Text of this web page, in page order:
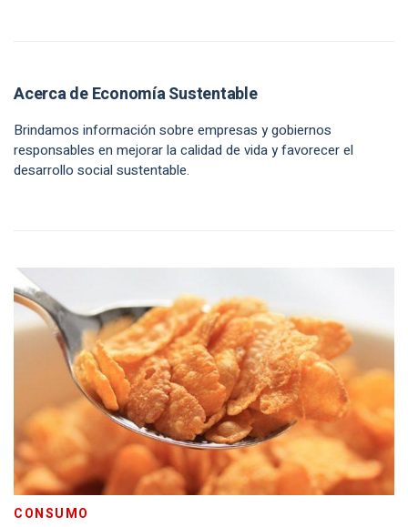
Acerca de Economía Sustentable
Brindamos información sobre empresas y gobiernos
responsables en mejorar la calidad de vida y favorecer el
desarrollo social sustentable.
CONSUMO